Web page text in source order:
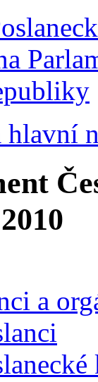
hlavní
a